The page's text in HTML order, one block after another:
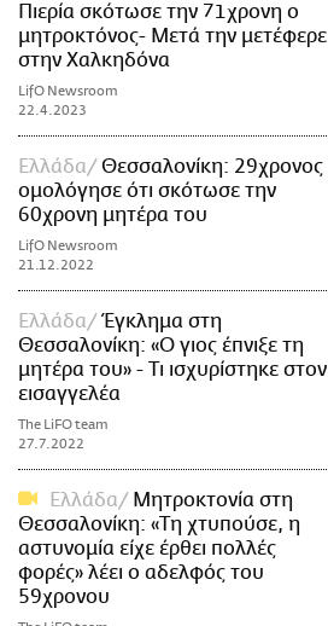
Πιερία σκότωσε την 71χρονη ο
μητροκτόνος- Μετά την μετέφερε
στην Χαλκηδόνα
LifO Newsroom
22.4.2023
Ελλάδα
Θεσσαλονίκη: 29χρονος
ομολόγησε ότι σκότωσε την
60χρονη μητέρα του
LifO Newsroom
21.12.2022
Ελλάδα
Έγκλημα στη
Θεσσαλονίκη: «Ο γιος έπνιξε τη
μητέρα του» - Τι ισχυρίστηκε στον
εισαγγελέα
The LiFO team
27.7.2022
Ελλάδα
Μητροκτονία στη
Θεσσαλονίκη: «Τη χτυπούσε, η
αστυνομία είχε έρθει πολλές
φορές» λέει ο αδελφός του
59χρονου